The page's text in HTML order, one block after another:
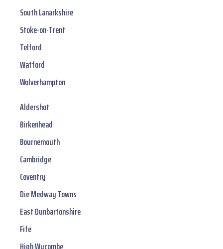
South Lanarkshire
Stoke-on-Trent
Telford
Watford
Wolverhampton
Aldershot
Birkenhead
Bournemouth
Cambridge
Coventry
Die Medway Towns
East Dunbartonshire
Fife